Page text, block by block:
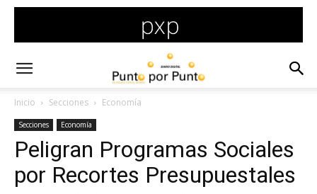
Inicio Secciones Economía
Secciones Economía
Peligran Programas Sociales
por Recortes Presupuestales